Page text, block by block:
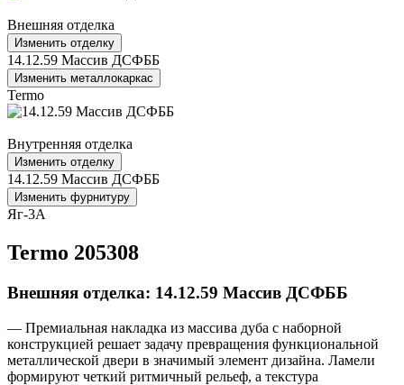
Внешняя отделка
Изменить отделку
14.12.59 Массив ДСФББ
Изменить металлокаркас
Termo
Внутренняя отделка
Изменить отделку
14.12.59 Массив ДСФББ
Изменить фурнитуру
Яг-3А
Termo 205308
Внешняя отделка: 14.12.59 Массив ДСФББ
— Премиальная накладка из массива дуба с наборной
конструкцией решает задачу превращения функциональной
металлической двери в значимый элемент дизайна. Ламели
формируют четкий ритмичный рельеф, а текстура